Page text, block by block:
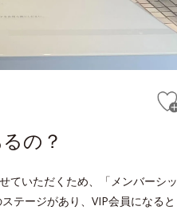
の？
ていただくため、「メンバーシッ
テージがあり、VIP会員になると